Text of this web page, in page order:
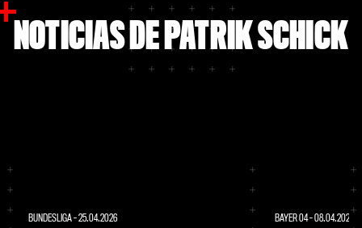
NOTICIAS DE PATRIK SCHICK
BUNDESLIGA-25.04.2026 BAYER 04-08.04.2026